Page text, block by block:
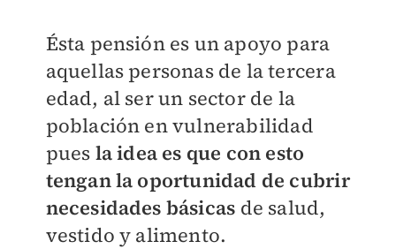
Ésta pensión es un apoyo para
aquellas personas de la tercera
edad, al ser un sector de la
población en vulnerabilidad
pues la idea es que con esto
tengan la oportunidad de cubrir
necesidades básicas de salud,
vestido y alimento.